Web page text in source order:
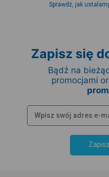
Sprawdź, jak
Zapisz się
Bądź na
promocjami